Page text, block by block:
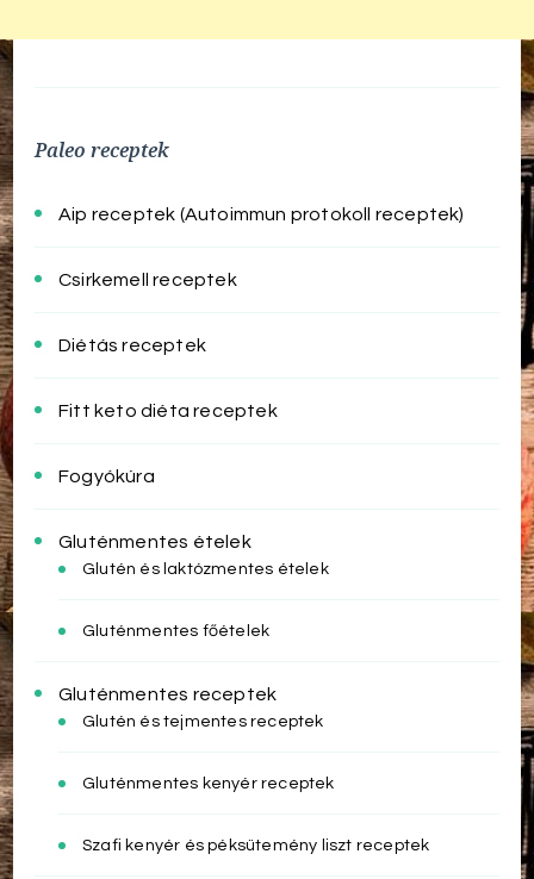
Paleo receptek
Aip receptek (Autoimmun protokoll receptek)
Csirkemell receptek
Diétás receptek
Fitt keto diéta receptek
Fogyókúra
Gluténmentes ételek
Glutén és laktózmentes ételek
Gluténmentes főételek
Gluténmentes receptek
Glutén és tejmentes receptek
Gluténmentes kenyér receptek
Szafi kenyér és péksütemény liszt receptek